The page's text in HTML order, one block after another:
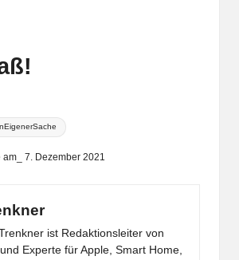
am_ 7. Dezember 2021
ist Redaktionsleiter von
Experte für Apple, Smart Home,